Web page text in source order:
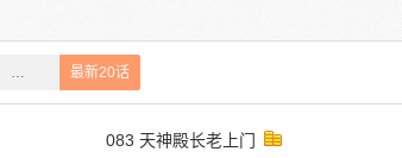
… 最新20话
083 天神殿长老上门